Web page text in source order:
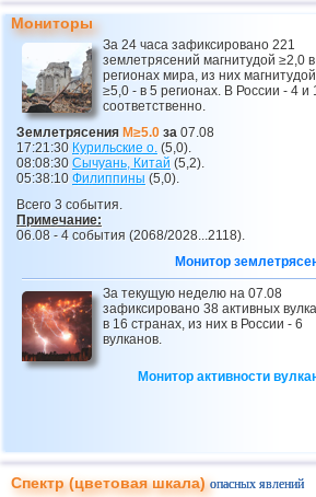
24 Карибское море 3,8
25 Норвегия 3,7
Пуэрто-Рико 2,5...3,6
27 Турция
28 Хорватия
29 Сент-Винсент и Гренадины
30 Венесуэла
31 Коста-Рика
3,0...3,4
33 ДР 3,2...3,4
34 Румыния
35 Центральная Америка 3,4
38 о.Виргинии (США) 3,2
Мониторы
За 24 часа зафиксировано 221
землетрясений магнитудой ≥2,0
регионах мира, из них магнитудой
≥5,0 - в 5 регионах. В России - 4 и
соответственно.
Землетрясения M≥5.0 за 07.08
17:21:30 Курильские о. (5,0).
08:08:30 Сычуань, Китай (5,2).
05:38:10 Филиппины (5,0).
Всего 3 события.
Примечание:
06.08 - 4 события (2068/2028...2118).
Монитор
За текущую неделю на 07.08
зафиксировано 38 активных
в 16 странах, из них в России - 6
вулканов.
Монитор активности
Спектр (цветовая шкала)опасных явлений